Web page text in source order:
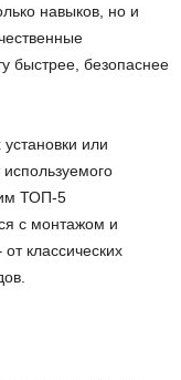
навыков, но и
быстрее, безопаснее
или
ТОП-5
с монтажом и
классических